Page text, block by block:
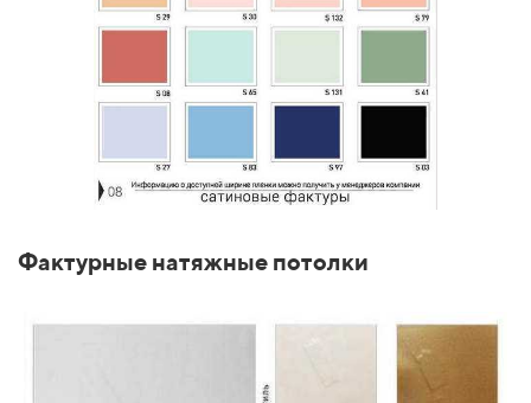
Фактурные натяжные потолки